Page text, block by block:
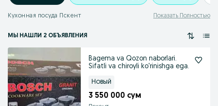
Кухонная посуда Пскент Показать Полностью
МЫ НАШЛИ 2 ОБЪЯВЛЕНИЯ
Bagema va Qozon naborlari.
Sifatli va chiroyli ko'rinishga ega.
Новый
3 550 000 сум